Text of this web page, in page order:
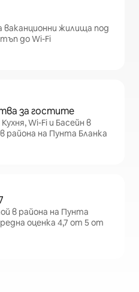
жилища под
до Wi-Fi
за гостите
Wi-Fi и Басейн в
района на Пунта Бланка
в района на Пунта
оценка 4,7 от 5 от